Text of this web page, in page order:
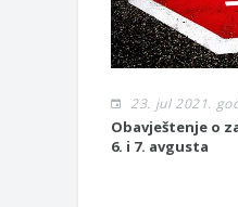
23. jul 2021.
Obavještenje o
6. i 7. avgusta